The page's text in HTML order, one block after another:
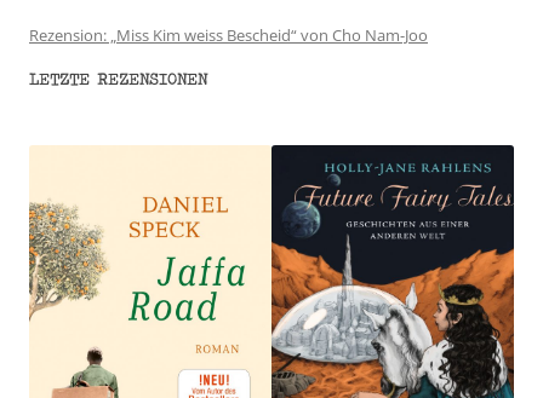
Rezension: „Miss Kim weiss Bescheid“ von Cho Nam-Joo
LETZTE REZENSIONEN